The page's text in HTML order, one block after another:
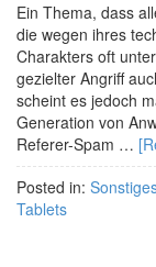
Ein Thema, dass
die wegen ihres
Charakters oft
gezielter Angriff
scheint es jedoch
Generation von
Referer-Spam …
Posted in:
Tablets